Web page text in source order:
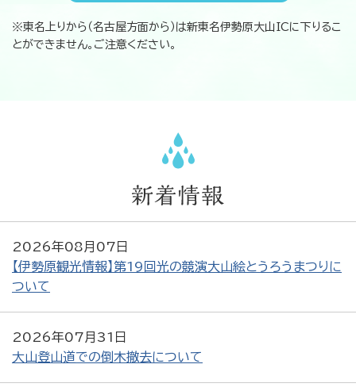
※東名上りから（名古屋方面から）は新東名伊勢原大山ICに下りるこ
とができません。ご注意ください。
2026年08月07日
【伊勢原観光情報】第19回光の競演大山絵とうろうまつりに
ついて
2026年07月31日
大山登山道での倒木撤去について